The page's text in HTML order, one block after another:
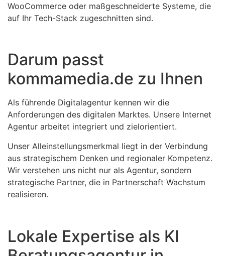
WooCommerce oder maßgeschneiderte Systeme, die
auf Ihr Tech-Stack zugeschnitten sind.
Darum passt
kommamedia.de zu Ihnen
Als führende Digitalagentur kennen wir die
Anforderungen des digitalen Marktes. Unsere Internet
Agentur arbeitet integriert und zielorientiert.
Unser Alleinstellungsmerkmal liegt in der Verbindung
aus strategischem Denken und regionaler Kompetenz.
Wir verstehen uns nicht nur als Agentur, sondern
strategische Partner, die in Partnerschaft Wachstum
realisieren.
Lokale Expertise als KI